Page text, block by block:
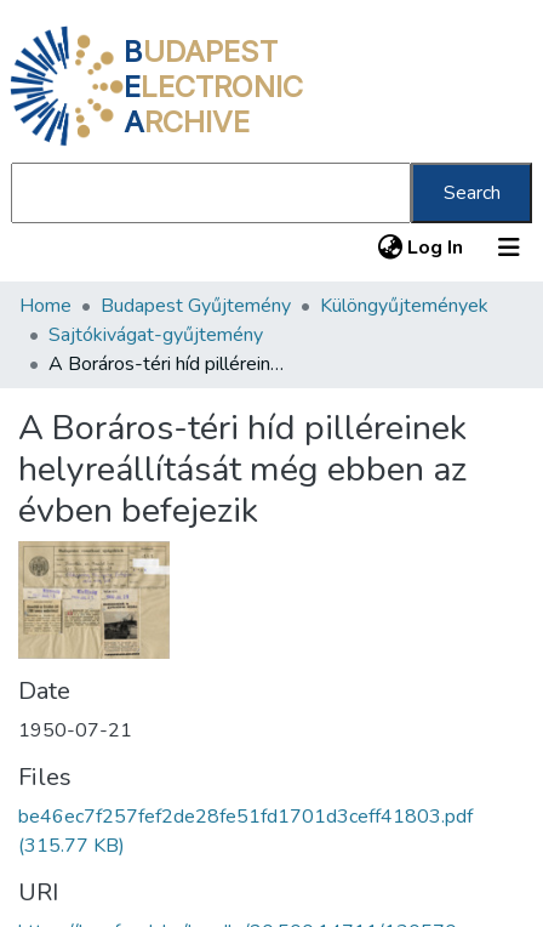
BUDAPEST
ELECTRONIC
ARCHIVE
Search
Log In (current)
Communities & Collections
All of DSpace
About us
Home Budapest Gyűjtemény
Különgyűjtemények
Sajtókivágat-gyűjtemény
A Boráros-téri híd pilléreinek helyreállítását még ebben az évben befejezik
A Boráros-téri híd pilléreinek
helyreállítását még ebben az
évben befejezik
Date
1950-07-21
Files
be46ec7f257fef2de28fe51fd1701d3ceff41803.pdf
(315.77 KB)
URI